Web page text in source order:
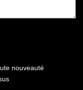
nouveauté